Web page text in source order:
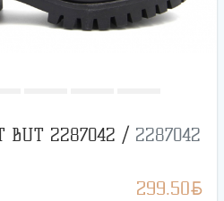
BUT 2287042 / 2287042
299.50BYN